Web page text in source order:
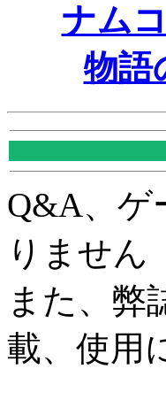
ナム
物語
Q&A、ゲ
りません
また、弊
載、使用